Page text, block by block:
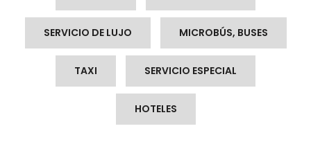
SERVICIO DE LUJO MICROBÚS, BUSES
TAXI SERVICIO ESPECIAL
HOTELES